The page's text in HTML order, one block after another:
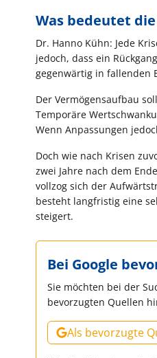
Was bedeutet
Dr. Hanno Kühn: Jede
jedoch, dass ein
gegenwärtig in fallenden
Der Vermögensaufbau
Temporäre
Wenn Anpassungen
Doch wie nach Krisen
zwei Jahre nach dem
vollzog sich der
besteht langfristig eine
steigert.
Bei Google
Sie möchten bei der
bevorzugten Quellen
Als bevorzugte